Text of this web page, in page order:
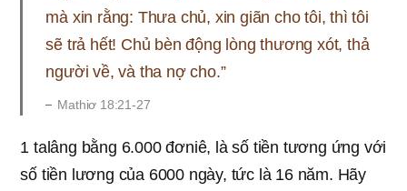
mà xin rằng: Thưa chủ, xin giãn cho tôi, thì tôi
sẽ trả hết! Chủ bèn động lòng thương xót, thả
người về, và tha nợ cho.”
Mathiơ 18:21-27
1 talâng bằng 6.000 đơniê, là số tiền tương ứng với
số tiền lương của 6000 ngày, tức là 16 năm. Hãy